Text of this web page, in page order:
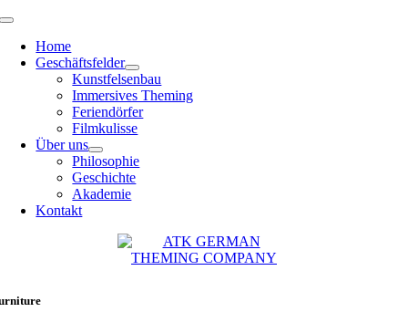
Zum
springen
Toggle
NavigationHome
Geschäftsfelder
Kunstfelsenbau
Immersives Theming
Feriendörfer
Filmkulisse
Über uns
Philosophie
Geschichte
Akademie
Kontakt